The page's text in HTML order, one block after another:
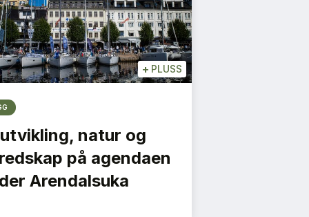
+ PLUSS
natur og
på agendaen
Arendalsuka